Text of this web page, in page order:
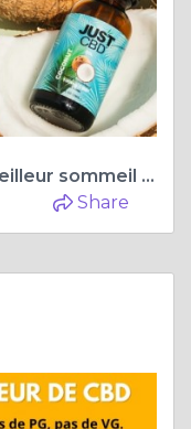
Avantages du CBD pour un meilleur sommeil : comment le CBD aide à améliorer la qualité du sommeil
Share